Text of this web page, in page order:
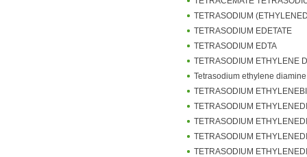
TETRASODIUM
TETRASODIUM EDETATE
TETRASODIUM EDTA
TETRASODIUM ETHYLENE
Tetrasodium ethylene
TETRASODIUM
TETRASODIUM
TETRASODIUM
TETRASODIUM
TETRASODIUM